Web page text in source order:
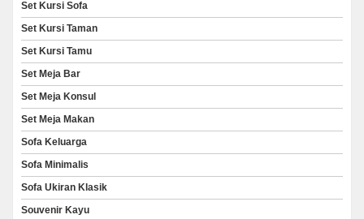
Set Kursi Sofa
Set Kursi Taman
Set Kursi Tamu
Set Meja Bar
Set Meja Konsul
Set Meja Makan
Sofa Keluarga
Sofa Minimalis
Sofa Ukiran Klasik
Souvenir Kayu